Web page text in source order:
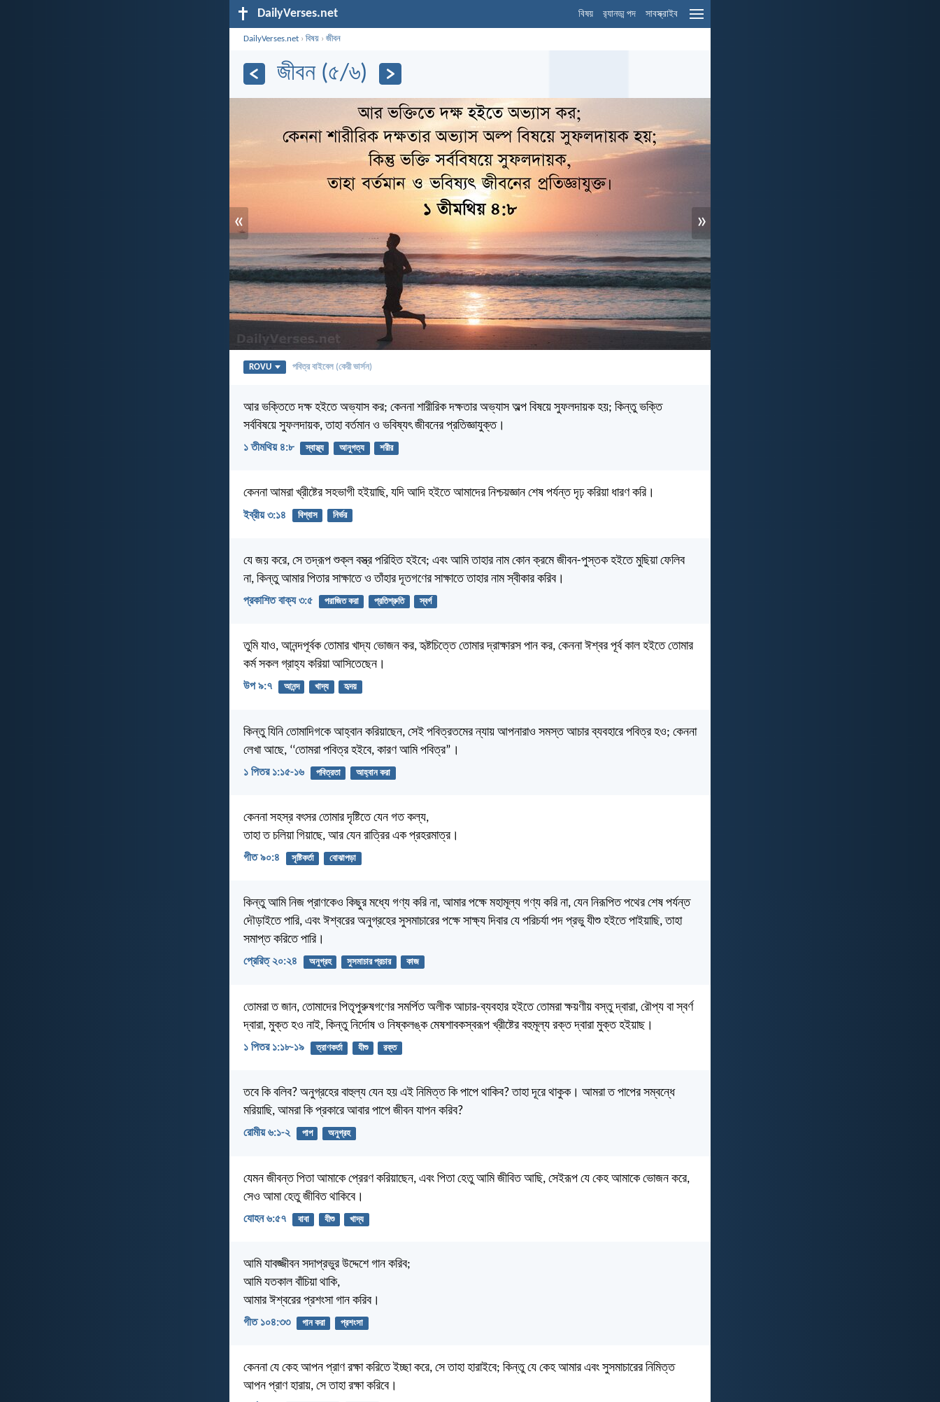
DailyVerses.net বিষয় র‌্যানড্ম পদ সাবস্ক্রাইব
DailyVerses.net ›বিষয় ›জীবন
জীবন (৫/৬)
« »
ROVU পবিত্র বাইবেল (কেরী ভার্সন)
আর ভক্তিতে দক্ষ হইতে অভ্যাস কর; কেননা শারীরিক দক্ষতার অভ্যাস অল্প বিষয়ে সুফলদায়ক হয়; কিন্তু ভক্তি
সর্ববিষয়ে সুফলদায়ক, তাহা বর্তমান ও ভবিষ্যৎ জীবনের প্রতিজ্ঞাযুক্ত।
১ তীমথিয় ৪:৮ স্বাস্থ্য আনুগত্য শরীর
কেননা আমরা খ্রীষ্টের সহভাগী হইয়াছি, যদি আদি হইতে আমাদের নিশ্চয়জ্ঞান শেষ পর্যন্ত দৃঢ় করিয়া ধারণ করি।
ইব্রীয় ৩:১৪ বিশ্বাস নির্ভর
যে জয় করে, সে তদ্রূপ শুক্ল বস্ত্র পরিহিত হইবে; এবং আমি তাহার নাম কোন ক্রমে জীবন-পুস্তক হইতে মুছিয়া ফেলিব
না, কিন্তু আমার পিতার সাক্ষাতে ও তাঁহার দূতগণের সাক্ষাতে তাহার নাম স্বীকার করিব।
প্রকাশিত বাক্য ৩:৫ পরাজিত করা প্রতিশ্রুতি স্বর্গ
তুমি যাও, আনন্দপূর্বক তোমার খাদ্য ভোজন কর, হৃষ্টচিত্তে তোমার দ্রাক্ষারস পান কর, কেননা ঈশ্বর পূর্ব কাল হইতে তোমার
কর্ম সকল গ্রাহ্য করিয়া আসিতেছেন।
উপ ৯:৭ আনন্দ খাদ্য হৃদয়
কিন্তু যিনি তোমাদিগকে আহ্বান করিয়াছেন, সেই পবিত্রতমের ন্যায় আপনারাও সমস্ত আচার ব্যবহারে পবিত্র হও; কেননা
লেখা আছে, ‘‘তোমরা পবিত্র হইবে, কারণ আমি পবিত্র”।
১ পিতর ১:১৫-১৬ পবিত্রতা আহ্বান করা
কেননা সহস্র বৎসর তোমার দৃষ্টিতে যেন গত কল্য,
তাহা ত চলিয়া গিয়াছে, আর যেন রাত্রির এক প্রহরমাত্র।
গীত ৯০:৪ সৃষ্টিকর্তা বোঝাপড়া
কিন্তু আমি নিজ প্রাণকেও কিছুর মধ্যে গণ্য করি না, আমার পক্ষে মহামূল্য গণ্য করি না, যেন নিরূপিত পথের শেষ পর্যন্ত
দৌড়াইতে পারি, এবং ঈশ্বরের অনুগ্রহের সুসমাচারের পক্ষে সাক্ষ্য দিবার যে পরিচর্যা পদ প্রভু যীশু হইতে পাইয়াছি, তাহা
সমাপ্ত করিতে পারি।
প্রেরিত্‌ ২০:২৪ অনুগ্রহ সুসমাচার প্রচার কাজ
তোমরা ত জান, তোমাদের পিতৃপুরুষগণের সমর্পিত অলীক আচার-ব্যবহার হইতে তোমরা ক্ষয়ণীয় বস্তু দ্বারা, রৌপ্য বা স্বর্ণ
দ্বারা, মুক্ত হও নাই, কিন্তু নির্দোষ ও নিষ্কলঙ্ক মেষশাবকস্বরূপ খ্রীষ্টের বহুমূল্য রক্ত দ্বারা মুক্ত হইয়াছ।
১ পিতর ১:১৮-১৯ ত্রাণকর্তা যীশু রক্ত
তবে কি বলিব? অনুগ্রহের বাহুল্য যেন হয় এই নিমিত্ত কি পাপে থাকিব? তাহা দূরে থাকুক। আমরা ত পাপের সম্বন্ধে
মরিয়াছি, আমরা কি প্রকারে আবার পাপে জীবন যাপন করিব?
রোমীয় ৬:১-২ পাপ অনুগ্রহ
যেমন জীবন্ত পিতা আমাকে প্রেরণ করিয়াছেন, এবং পিতা হেতু আমি জীবিত আছি, সেইরূপ যে কেহ আমাকে ভোজন করে,
সেও আমা হেতু জীবিত থাকিবে।
যোহন ৬:৫৭ বাবা যীশু খাদ্য
আমি যাবজ্জীবন সদাপ্রভুর উদ্দেশে গান করিব;
আমি যতকাল বাঁচিয়া থাকি,
আমার ঈশ্বরের প্রশংসা গান করিব।
গীত ১০৪:৩৩ গান করা প্রশংসা
কেননা যে কেহ আপন প্রাণ রক্ষা করিতে ইচ্ছা করে, সে তাহা হারাইবে; কিন্তু যে কেহ আমার এবং সুসমাচারের নিমিত্ত
আপন প্রাণ হারায়, সে তাহা রক্ষা করিবে।